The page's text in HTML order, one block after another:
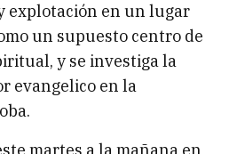
explotación en un lugar
un supuesto centro de
y se investiga la
evangelico en la